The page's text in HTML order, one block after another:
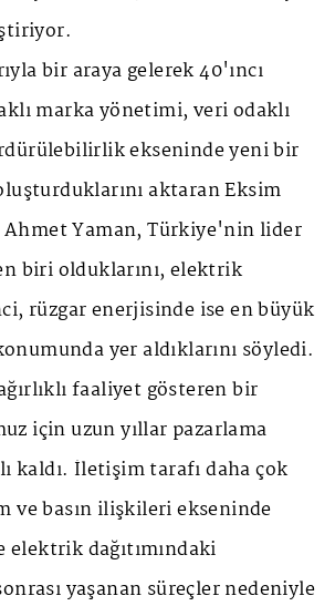
bir araya gelerek 40'ıncı
marka yönetimi, veri odaklı
ekseninde yeni bir
aktaran Eksim
Ahmet Yaman, Türkiye'nin lider
biri olduklarını, elektrik
rüzgar enerjisinde ise en büyük
yer aldıklarını söyledi.
faaliyet gösteren bir
için uzun yıllar pazarlama
kaldı. İletişim tarafı daha çok
ve basın ilişkileri ekseninde
dağıtımındaki
yaşanan süreçler nedeniyle